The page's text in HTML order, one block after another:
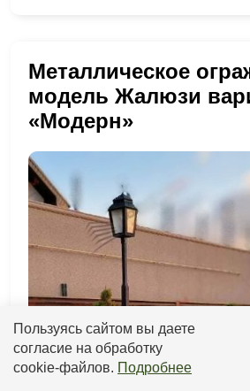
Пользуясь сайтом вы даете
согласие на обработку
cookie-файлов. Подробнее
Металлическое
модель Жалюзи
«Модерн»